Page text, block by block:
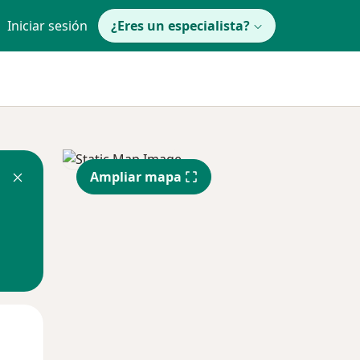
Iniciar sesión ¿Eres un especialista?
Ampliar mapa